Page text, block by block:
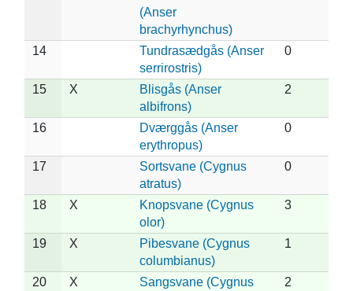
(Anser
brachyrhynchus)
14
Tundrasædgås (Anser
serrirostris)
0
15 X
Blisgås (Anser
albifrons)
2
16
Dværggås (Anser
erythropus)
0
17
Sortsvane (Cygnus
atratus)
0
18 X
Knopsvane (Cygnus
olor)
3
19 X
Pibesvane (Cygnus
columbianus)
1
20 X
Sangsvane (Cygnus
2